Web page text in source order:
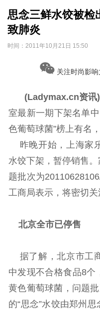
思念三鲜水饺被检
致肺炎
时间： 2011年10月21日 15:50
关注时尚影
(Ladymax.cn资
室最新一期下架名单
色葡萄球菌”榜上有名
昨晚开始，上海家
水饺下架，暂停销售
题批次为
工商局表示，将密切关
北京全市已停售
据了解，北京市工
中发现不合格食品8个
黄色葡萄球菌，问题
的“思念”水饺由郑州